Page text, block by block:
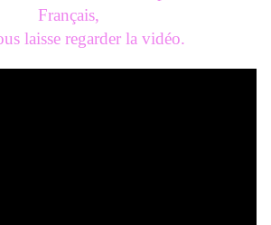
Français,
laisse regarder la vidéo.